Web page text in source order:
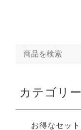
カテゴリー
お得なセット